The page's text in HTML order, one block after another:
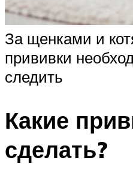
За щенками и
прививки
следить
Какие
сделать?